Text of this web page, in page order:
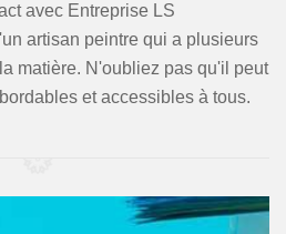
avec Entreprise LS
artisan peintre qui a plusieurs
matière. N'oubliez pas qu'il peut
et accessibles à tous.